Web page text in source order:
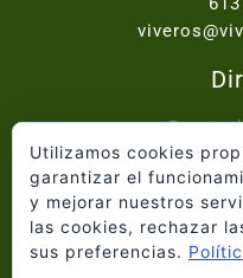
Paraje
Ctra. Abanilla -
Utilizamos cookies
garantizar el
y mejorar nuestros
las cookies, rechazar
sus preferencias.